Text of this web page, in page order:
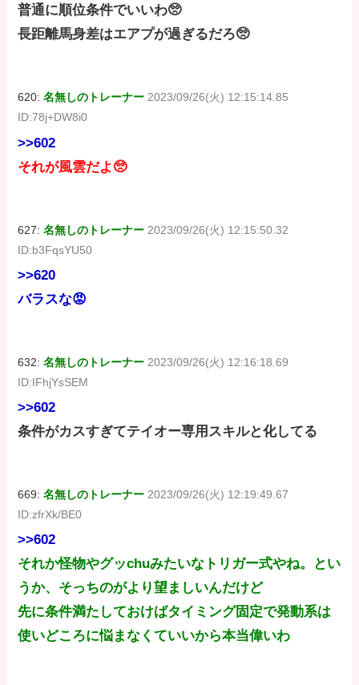
普通に順位条件でいいわ🥺
長距離馬身差はエアプが過ぎるだろ🥺
620:名無しのトレーナー 2023/09/26(火) 12:15:14.85
ID:78j+DW8i0
>>602
それが風雲だよ🥺
627:名無しのトレーナー 2023/09/26(火) 12:15:50.32
ID:b3FqsYU50
>>620
バラスな😡
632:名無しのトレーナー 2023/09/26(火) 12:16:18.69
ID:IFhjYsSEM
>>602
条件がカスすぎてテイオー専用スキルと化してる
669:名無しのトレーナー 2023/09/26(火) 12:19:49.67
ID:zfrXk/BE0
>>602
それか怪物やグッchuみたいなトリガー式やね。とい
うか、そっちのがより望ましいんだけど
先に条件満たしておけばタイミング固定で発動系は
使いどころに悩まなくていいから本当偉いわ